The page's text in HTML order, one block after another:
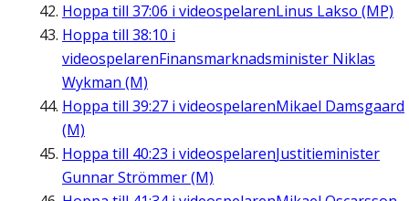
Hoppa till 37:06 i videospelarenLinus Lakso (MP)
Hoppa till 38:10 i
videospelarenFinansmarknadsminister Niklas
Wykman (M)
Hoppa till 39:27 i videospelarenMikael Damsgaard
(M)
Hoppa till 40:23 i videospelarenJustitieminister
Gunnar Strömmer (M)